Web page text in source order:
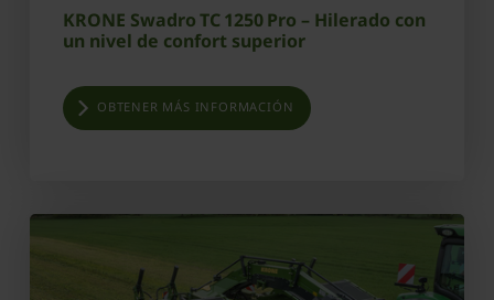
KRONE Swadro TC 1250 Pro – Hilerado con
un nivel de confort superior
OBTENER MÁS INFORMACIÓN